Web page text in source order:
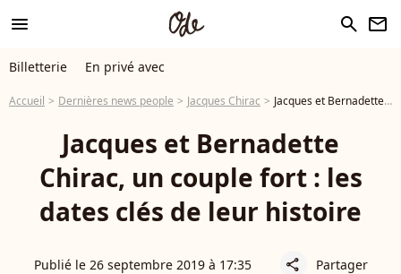
menu search newsletter
Billetterie En privé avec
Accueil Dernières news people Jacques Chirac Jacques et Bernadette Chirac, un couple fort : les dates clés de leur histoire
Jacques et Bernadette
Chirac, un couple fort : les
dates clés de leur histoire
Publié le 26 septembre 2019 à 17:35 share Partager